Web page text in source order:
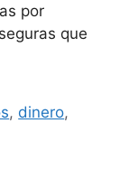
por
que
, dinero,